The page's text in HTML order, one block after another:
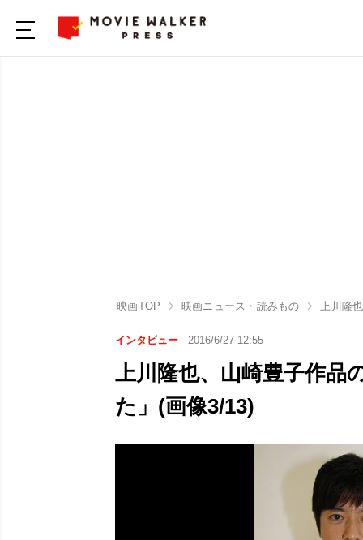
映画TOP 映画ニュース・読みもの 上川隆
インタビュー 2016/6/27 12:55
上川隆也、山崎豊子作品
た」(画像3/13)